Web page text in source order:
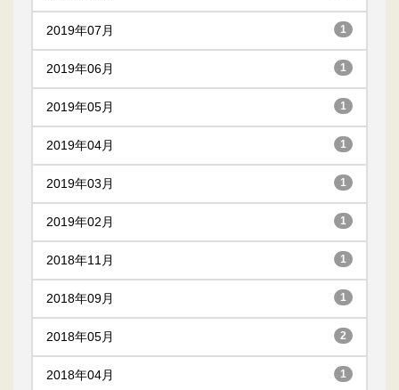
2019年07月 1
2019年06月 1
2019年05月 1
2019年04月 1
2019年03月 1
2019年02月 1
2018年11月 1
2018年09月 1
2018年05月 2
2018年04月 1